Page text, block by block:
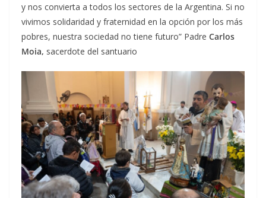
y nos convierta a todos los sectores de la Argentina. Si no
vivimos solidaridad y fraternidad en la opción por los más
pobres, nuestra sociedad no tiene futuro” Padre Carlos
Moia, sacerdote del santuario